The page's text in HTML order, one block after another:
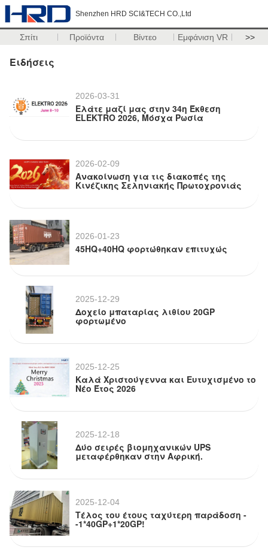
Shenzhen HRD SCI&TECH CO.,Ltd
Σπίτι Προϊόντα Βίντεο Εμφάνιση VR >>
Ειδήσεις
2026-03-31
Ελάτε μαζί μας στην 34η Έκθεση
ELEKTRO 2026, Μόσχα Ρωσία
2026-02-09
Ανακοίνωση για τις διακοπές της
Κινέζικης Σεληνιακής Πρωτοχρονιάς
2026-01-23
45HQ+40HQ φορτώθηκαν επιτυχώς
2025-12-29
Δοχείο μπαταρίας λιθίου 20GP
φορτωμένο
2025-12-25
Καλά Χριστούγεννα και Ευτυχισμένο το
Νέο Έτος 2026
2025-12-18
Δύο σειρές βιομηχανικών UPS
μεταφέρθηκαν στην Αφρική.
2025-12-04
Τέλος του έτους ταχύτερη παράδοση -
-1*40GP+1*20GP!